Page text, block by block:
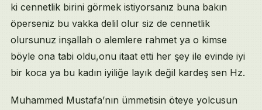
ki cennetlik birini görmek istiyorsanız buna bakın
öperseniz bu vakka delil olur siz de cennetlik
olursunuz inşallah o alemlere rahmet ya o kimse
böyle ona tabi oldu,onu itaat etti her şey ile evinde iyi
bir koca ya bu kadın iyiliğe layık değil kardeş sen Hz.
Muhammed Mustafa’nın ümmetisin öteye yolcusun